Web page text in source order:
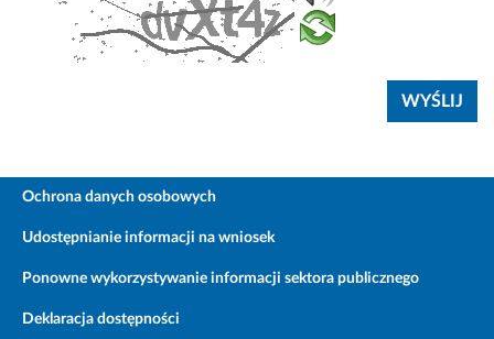
Ochrona danych osobowych
Udostępnianie informacji na wniosek
Ponowne wykorzystywanie informacji sektora publicznego
Deklaracja dostępności